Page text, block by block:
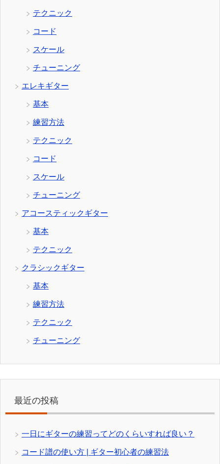
テクニック
コード
スケール
チューニング
エレキギター
基本
練習方法
テクニック
コード
スケール
チューニング
アコースティックギター
基本
テクニック
クラシックギター
基本
練習方法
テクニック
チューニング
最近の投稿
一日にギターの練習ってどのくらいすれば良い？
コード譜の使い方 | ギター初心者の練習法